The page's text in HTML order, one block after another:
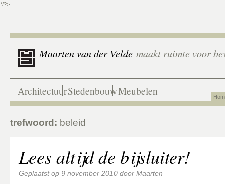
*/?>
Maarten van der Velde maakt ruimte voor
ArchitectuurStedenbouwMeubelen
trefwoord: beleid
Lees altijd de bijsluiter!
Geplaatst op 9 november 2010 door Maarten